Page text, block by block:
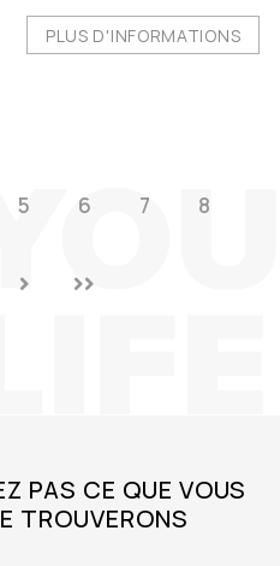
PLUS D'INFORMATIONS
5 6 7 8
PAS CE QUE VOUS
TROUVERONS